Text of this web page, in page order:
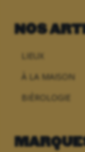
NOS
LIEUX
À LA MAISON
BIÈROLOGIE